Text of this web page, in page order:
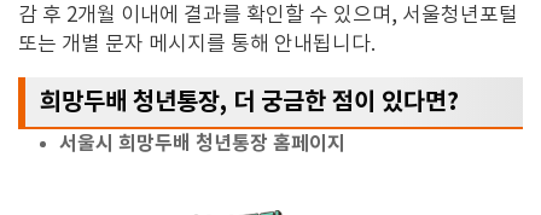
감 후 2개월 이내에 결과를 확인할 수 있으며, 서울청년포털
또는 개별 문자 메시지를 통해 안내됩니다.
희망두배 청년통장, 더 궁금한 점이 있다면?
서울시 희망두배 청년통장 홈페이지